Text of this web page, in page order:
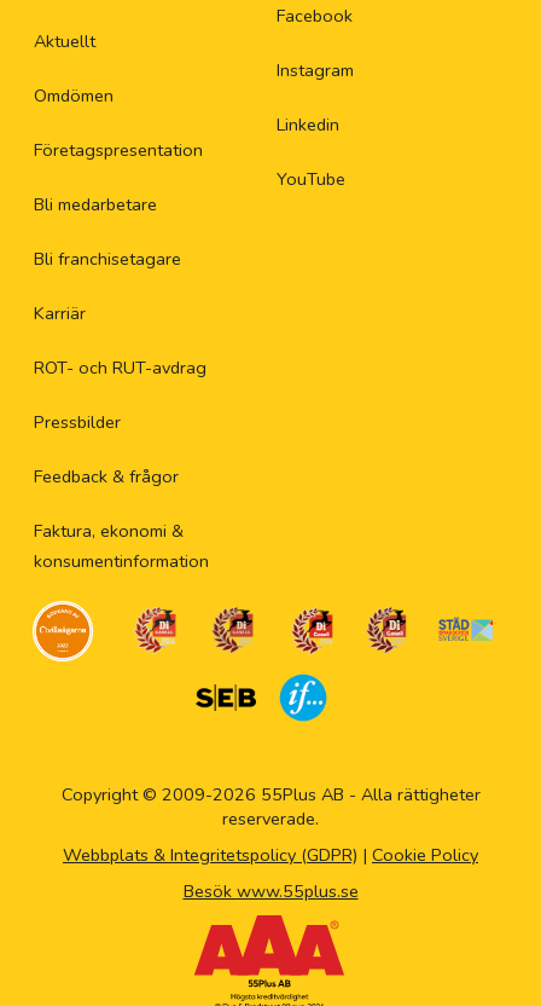
Aktuellt
Omdömen
Företagspresentation
Bli medarbetare
Bli franchisetagare
Karriär
ROT- och RUT-avdrag
Pressbilder
Feedback & frågor
Faktura, ekonomi &
konsumentinformation
Facebook
Instagram
Linkedin
YouTube
Copyright © 2009-2026 55Plus AB - Alla rättigheter
reserverade.
Webbplats & Integritetspolicy (GDPR) | Cookie Policy
Besök www.55plus.se